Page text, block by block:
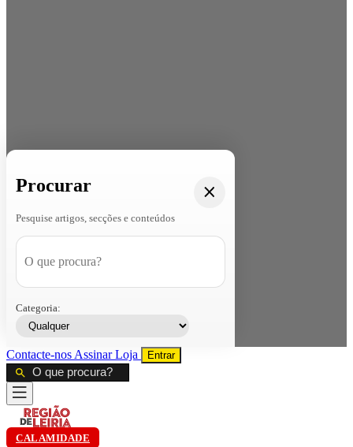
Procurar
Pesquise artigos, secções e conteúdos
Categoria:
Contacte-nos AssinarLoja Entrar
CALAMIDADE